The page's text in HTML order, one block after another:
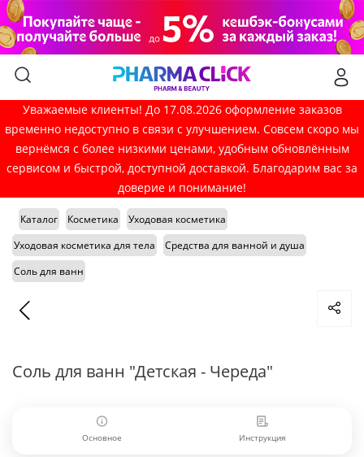
Уважаемые клиенты! До 17.08.2026 оформление заказов
временно недоступно в связи с улучшением. Совсем скоро мы
вернёмся с более низкими ценами, удобным обновлённым
сервисом и быстрой, доступной доставкой. Благодарим вас за
доверие и понимание!
Каталог Косметика
Уходовая косметика
Уходовая косметика для тела
Средства для ванной и душа
Соль для ванн
Соль для ванн "Детская - Череда"
Основное Инструкция